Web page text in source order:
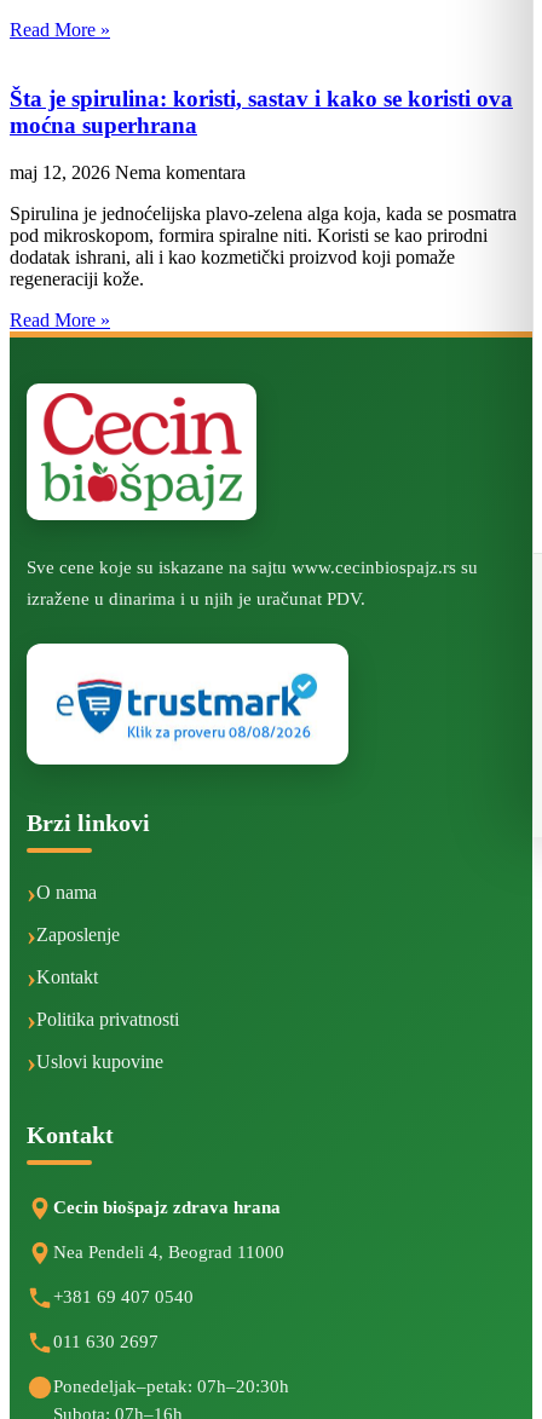
Read More »
Šta je spirulina: koristi, sastav i kako se koristi ova
moćna superhrana
maj 12, 2026 Nema komentara
Spirulina je jednoćelijska plavo-zelena alga koja, kada se posmatra
pod mikroskopom, formira spiralne niti. Koristi se kao prirodni
dodatak ishrani, ali i kao kozmetički proizvod koji pomaže
regeneraciji kože.
Read More »
Sve cene koje su iskazane na sajtu www.cecinbiospajz.rs su
izražene u dinarima i u njih je uračunat PDV.
Brzi linkovi
O nama
Zaposlenje
Kontakt
Politika privatnosti
Uslovi kupovine
Kontakt
Cecin biošpajz zdrava hrana
Nea Pendeli 4, Beograd 11000
+381 69 407 0540
011 630 2697
Ponedeljak–petak: 07h–20:30h
Subota: 07h–16h